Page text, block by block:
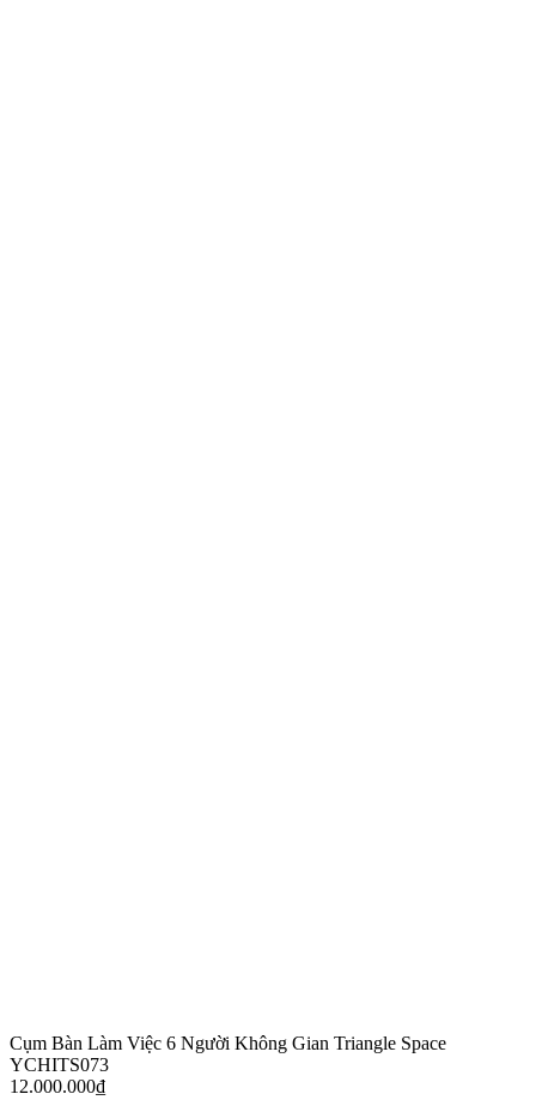
Cụm Bàn Làm Việc 6 Người Không Gian Triangle Space
YCHITS073
12.000.000₫